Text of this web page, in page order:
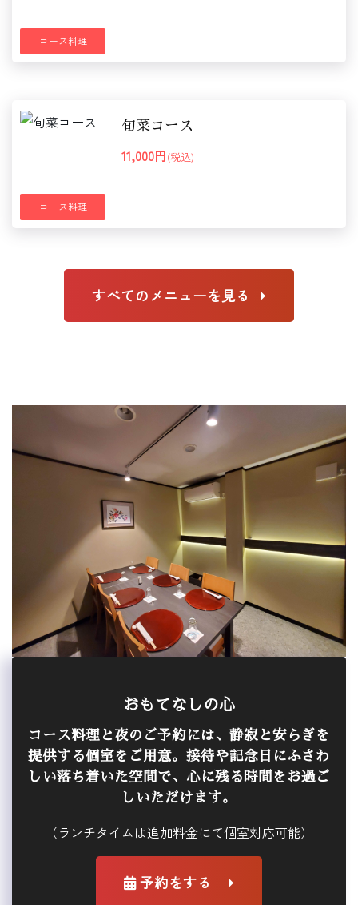
コース料理
コース料理
旬菜コース
11,000円(税込)
すべてのメニューを見る
おもてなしの心
コース料理と夜のご予約には、静寂と安らぎを
提供する個室をご用意。接待や記念日にふさわ
しい落ち着いた空間で、心に残る時間をお過ご
しいただけます。
（ランチタイムは追加料金にて個室対応可能）
予約をする